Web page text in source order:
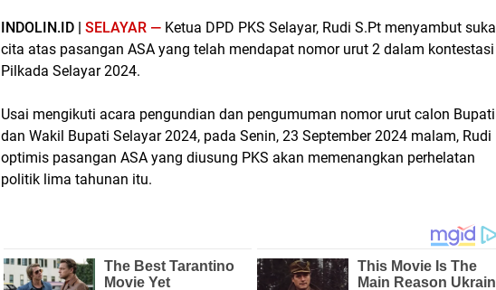
INDOLIN.ID | SELAYAR — Ketua DPD PKS Selayar, Rudi S.Pt menyambut suka
cita atas pasangan ASA yang telah mendapat nomor urut 2 dalam kontestasi
Pilkada Selayar 2024.
Usai mengikuti acara pengundian dan pengumuman nomor urut calon Bupati
dan Wakil Bupati Selayar 2024, pada Senin, 23 September 2024 malam, Rudi
optimis pasangan ASA yang diusung PKS akan memenangkan perhelatan
politik lima tahunan itu.